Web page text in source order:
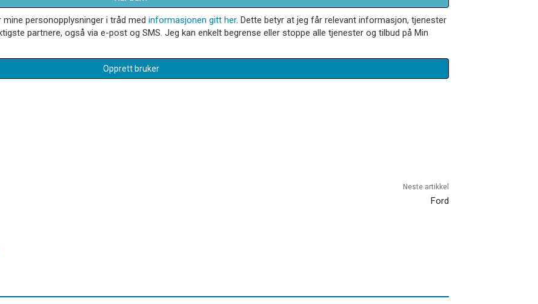
personopplysninger i tråd med informasjonen gitt her. Dette betyr at jeg får relevant informasjon, tjenester
partnere, også via e-post og SMS. Jeg kan enkelt begrense eller stoppe alle tjenester og tilbud på Min
Opprett bruker
Neste artikkel
Ford